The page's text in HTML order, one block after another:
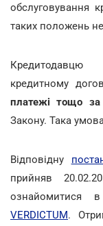
обслуговування
таких положень
Кредитодавцю
кредитному
платежі тощо
Закону. Така
Відповідну
прийняв
VERDICTUM.